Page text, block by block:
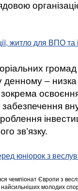
житло для ВПО
громад
денному –
освоєння
забезпечення
зв’язку.
юніорок з
чемпіонат Європи з
молодих